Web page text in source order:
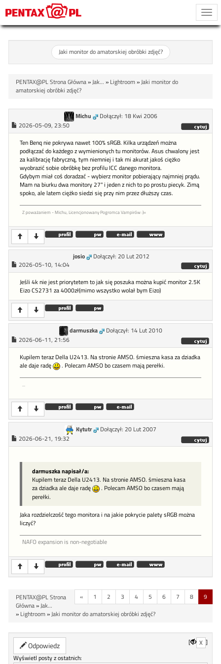
Jaki monitor do amatorskiej obróbki zdjęć?
PENTAX@PL Strona Główna»Jak... » Lightroom»Jaki monitor do
amatorskiej obróbki zdjęć?
Michu
Dołączył: 18 Kwi 2006
2026-05-09, 23:50
Ten Benq nie pokrywa nawet 100% sRGB. Kilka urządzeń można
podłączać do każdego z wymienionych tu monitorów. Asus chwalony jest
za kalibrację fabryczną, tym niemniej i tak mi akurat jakoś ciężko
wyobrazić sobie obróbkę bez profilu ICC danego monitora.
Gdybym miał coś doradzać - wybierz monitor pobierający najmniej prądu.
Mam na biurku dwa monitory 27" i jeden z nich to po prostu piecyk. Zimą
spoko, ale latem ciężko siedzi się przy nim przez dłuższy czas.
Z poważaniem - Michu, Licencjonowany Pogromca Vampirów :)=
josio
Dołączył: 20 Lut 2012
2026-05-10, 14:04
Jeśli 4k nie jest priorytetem to jak się poszuka można kupić monitor 2.5K
Eizo CS2731 za 4000zł(mimo wszystko wolał bym Eizo)
darmuszka
Dołączył: 14 Lut 2010
2026-06-11, 21:56
Kupilem teraz Della U2413. Na stronie AMSO. śmieszna kasa za dziadka
ale daje radę
. Polecam AMSO bo czasem mają perełki.
...
Kytutr
Dołączył: 20 Lut 2007
2026-06-21, 19:32
darmuszka napisał/a:
Kupilem teraz Della U2413. Na stronie AMSO. śmieszna kasa
za dziadka ale daje radę
. Polecam AMSO bo czasem mają
perełki.
Jaka rozdzielczość tego monitora i na jakie pokrycie palety sRGB można
liczyć?
NAFO expansion is non-negotiable
« 1 2 3 4 5 6 7 8 9
PENTAX@PL Strona
Główna»Jak...
» Lightroom»Jaki monitor do amatorskiej obróbki zdjęć?
Odpowiedz [ X ]
Wyświetl posty z ostatnich: